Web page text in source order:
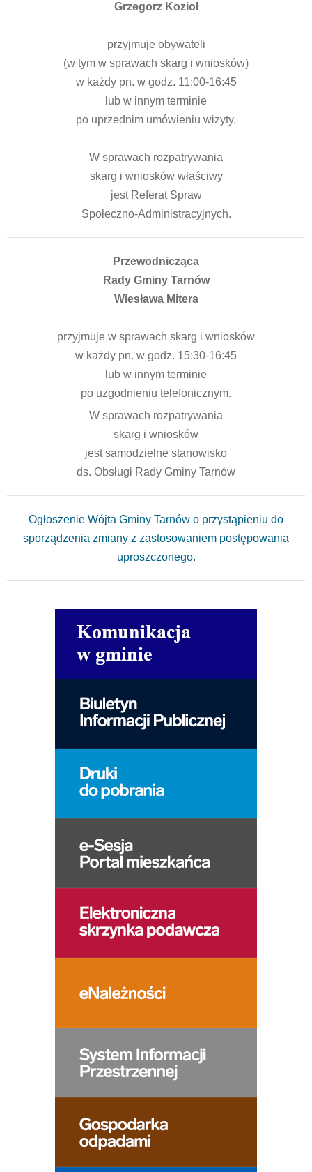
Grzegorz Kozioł
przyjmuje obywateli
(w tym w sprawach skarg i wniosków)
w każdy pn. w godz. 11:00-16:45
lub w innym terminie
po uprzednim umówieniu wizyty.
W sprawach rozpatrywania
skarg i wniosków właściwy
jest Referat Spraw
Społeczno-Administracyjnych.
Przewodnicząca
Rady Gminy Tarnów
Wiesława Mitera
przyjmuje w sprawach skarg i wniosków
w każdy pn. w godz. 15:30-16:45
lub w innym terminie
po uzgodnieniu telefonicznym.
W sprawach rozpatrywania
skarg i wniosków
jest samodzielne stanowisko
ds. Obsługi Rady Gminy Tarnów
Ogłoszenie Wójta Gminy Tarnów o przystąpieniu do
sporządzenia zmiany z zastosowaniem postępowania
uproszczonego.